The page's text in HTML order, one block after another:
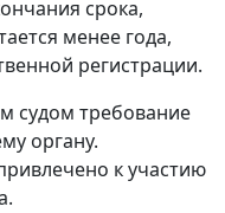
срока,
менее года,
регистрации.
судом требование
органу.
к участию